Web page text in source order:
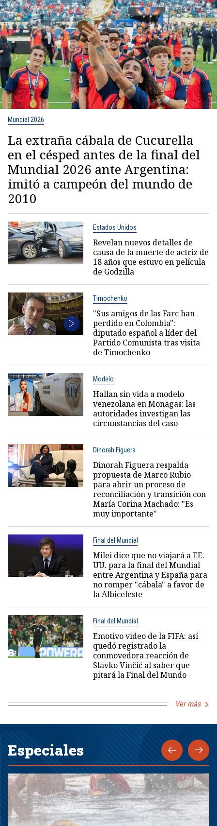
Mundial 2026
La extraña cábala de Cucurella
en el césped antes de la final del
Mundial 2026 ante Argentina:
imitó a campeón del mundo de
2010
Estados Unidos
Revelan nuevos detalles de
causa de la muerte de actriz de
18 años que estuvo en película
de Godzilla
Timochenko
"Sus amigos de las Farc han
perdido en Colombia":
diputado español a líder del
Partido Comunista tras visita
de Timochenko
Modelo
Hallan sin vida a modelo
venezolana en Monagas: las
autoridades investigan las
circunstancias del caso
Dinorah Figuera
Dinorah Figuera respalda
propuesta de Marco Rubio
para abrir un proceso de
reconciliación y transición con
María Corina Machado: "Es
muy importante"
Final del Mundial
Milei dice que no viajará a EE.
UU. para la final del Mundial
entre Argentina y España para
no romper "cábala" a favor de
la Albiceleste
Final del Mundial
Emotivo video de la FIFA: así
quedó registrado la
conmovedora reacción de
Slavko Vinčić al saber que
pitará la Final del Mundo
Ver más
Especiales